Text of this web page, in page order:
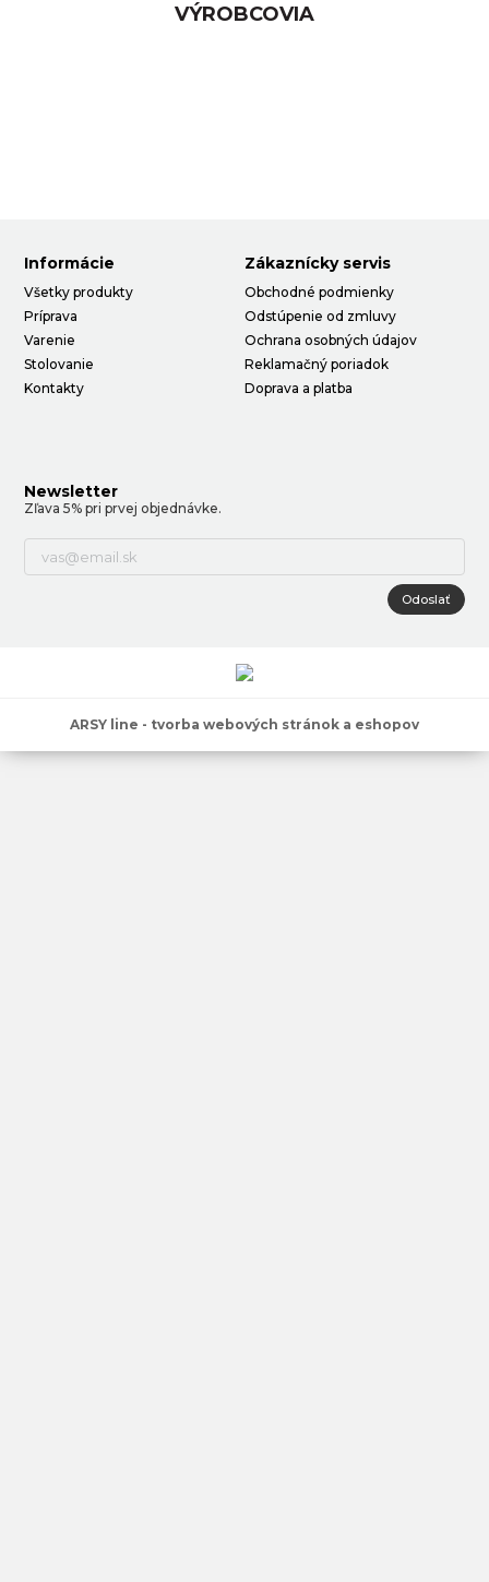
VÝROBCOVIA
Informácie
Všetky produkty
Príprava
Varenie
Stolovanie
Kontakty
Zákaznícky servis
Obchodné podmienky
Odstúpenie od zmluvy
Ochrana osobných údajov
Reklamačný poriadok
Doprava a platba
Newsletter
Zľava 5% pri prvej objednávke.
Odoslať
ARSY line - tvorba webových stránok a eshopov